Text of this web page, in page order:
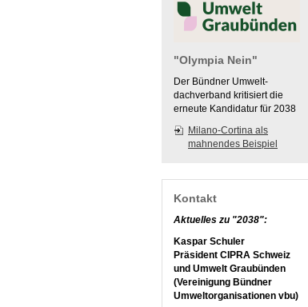
"Olympia Nein"
Der Bündner Umwelt-
dachverband kritisiert die
erneute Kandidatur für 2038
Milano-Cortina als
mahnendes Beispiel
Kontakt
Aktuelles zu "2038":
Kaspar Schuler
Präsident CIPRA Schweiz
und Umwelt Graubünden
(Vereinigung Bündner
Umweltorganisationen vbu)